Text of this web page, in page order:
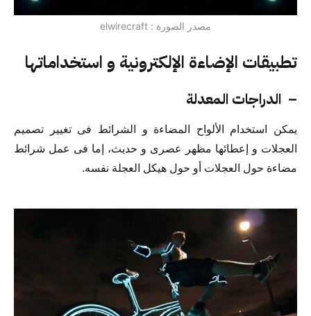
مصدر الصورة : elwirecraft
تطبيقات الإضاءة الإلكترونية و استخداماتها
– الدراجات المعدلة
يمكن استخدام الألواح المضاءة و الشرائط فى تغيير تصميم
العجلات و إعطائها مظهر عصرى و حديث، إما فى عمل شرائط
مضاءة حول العجلات أو حول هيكل العجلة نفسه.